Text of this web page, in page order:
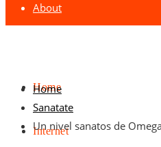
About
Home
Internet
Home
Sanatate
Un nivel sanatos de